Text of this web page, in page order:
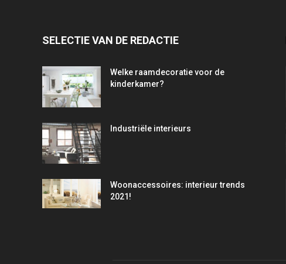
SELECTIE VAN DE REDACTIE
Welke raamdecoratie voor de
kinderkamer?
Industriële interieurs
Woonaccessoires: interieur trends
2021!